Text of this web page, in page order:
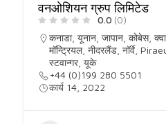
वनओशियन ग्रुप लिमिटेड
0.0 (0)
कनाडा, यूनान जापान कोबेस,
मॉन्ट्रियल, नीदरलैंड नॉर्वे,
स्टवान्गर, यूके
+44 (0)199 280 5501
कार्य 14, 2022